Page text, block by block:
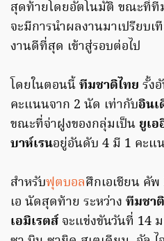
สุดท้ายโดยอัตโนมัติ ขณะที่ที
จะมีการนำผลงานมาเปรียบ
งานดีที่สุด เข้าสู่รอบต่อไป
โดยในตอนนี้ทีมชาติไทย รั้ง
คะแนนจาก 2 นัด เท่ากับอินเ
ขณะที่จ่าฝูงของกลุ่มเป็น ยูเอ
บาห์เรนอยู่อันดับ 4 มี 1 คะแ
สำหรับฟุตบอลศึกเอเชียน คั
เอ นัดสุดท้าย ระหว่าง ทีมชา
เอมิเรตส์ จะแข่งขันวันที่ 14